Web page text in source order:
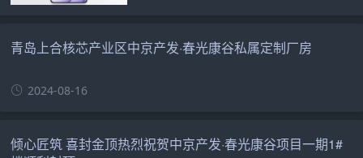
青岛上合核芯产业区中京产发·春光康谷私属定制厂房
2024-08-16
倾心匠筑 喜封金顶热烈祝贺中京产发·春光康谷项目一期1#